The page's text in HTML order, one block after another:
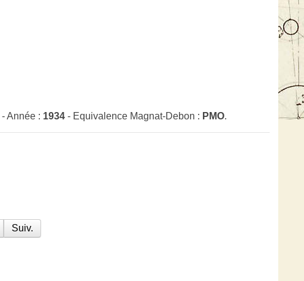
- Année : 1934 - Equivalence Magnat-Debon : PMO.
Suiv.